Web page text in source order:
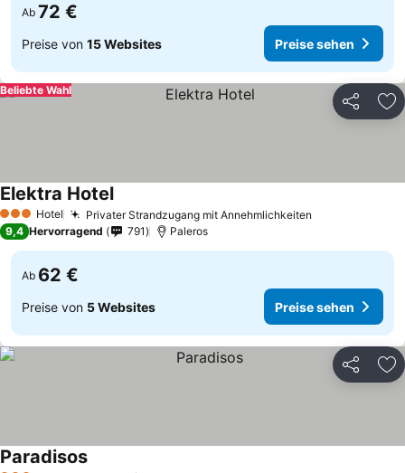
Ab 72 €
Preise von 15 Websites Preise sehen
Teilen
Beliebte Wahl
3 SterneHotel Privater Strandzugang mit Annehmlichkeiten
Elektra Hotel
9,4 Hervorragend 791 Paleros
Ab 62 €
Preise von 5 Websites Preise sehen
Teilen
Paradisos